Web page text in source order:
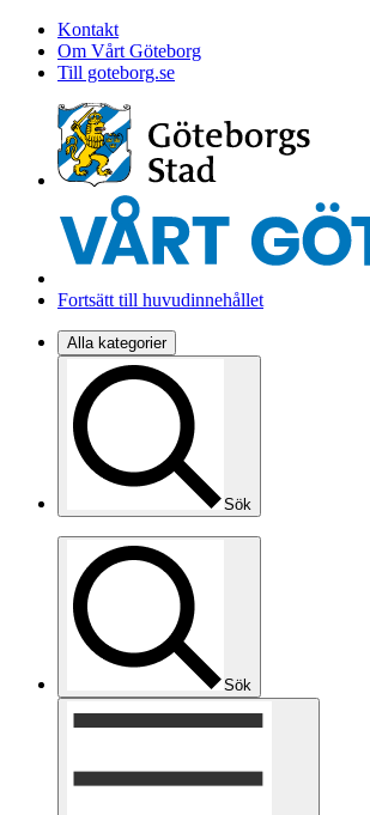
Kontakt
Om Vårt Göteborg
Till goteborg.se
Fortsätt till huvudinnehållet
Alla kategorier
Sök
Sök